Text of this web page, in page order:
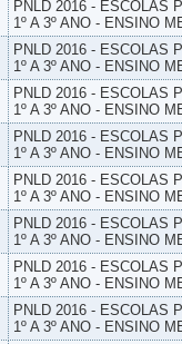
PNLD 2016 - ESCOLAS
1º A 3º ANO - ENSINO
PNLD 2016 - ESCOLAS
1º A 3º ANO - ENSINO
PNLD 2016 - ESCOLAS
1º A 3º ANO - ENSINO
PNLD 2016 - ESCOLAS
1º A 3º ANO - ENSINO
PNLD 2016 - ESCOLAS
1º A 3º ANO - ENSINO
PNLD 2016 - ESCOLAS
1º A 3º ANO - ENSINO
PNLD 2016 - ESCOLAS
1º A 3º ANO - ENSINO
PNLD 2016 - ESCOLAS
1º A 3º ANO - ENSINO